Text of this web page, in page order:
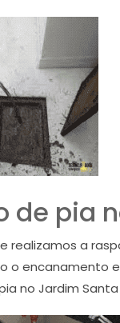
pia
a
o encanamento
no Jardim Santa